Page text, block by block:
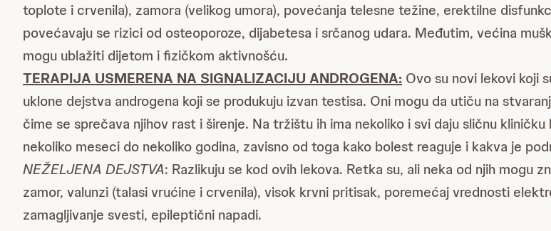
toplote i crvenila), zamora (velikog umora), povećanja telesne težine, erektilne
povećavaju se rizici od osteoporoze, dijabetesa i srčanog udara. Međutim, većina
mogu ublažiti dijetom i fizičkom aktivnošću.
TERAPIJA USMERENA NA SIGNALIZACIJU ANDROGENA: Ovo su novi lekovi koji
uklone dejstva androgena koji se produkuju izvan testisa. Oni mogu da utiču na
čime se sprečava njihov rast i širenje. Na tržištu ih ima nekoliko i svi daju sličnu
nekoliko meseci do nekoliko godina, zavisno od toga kako bolest reaguje i kakva je
NEŽELJENA DEJSTVA: Razlikuju se kod ovih lekova. Retka su, ali neka od njih
zamor, valunzi (talasi vrućine i crvenila), visok krvni pritisak, poremećaj vrednosti
zamagljivanje svesti, epileptični napadi.